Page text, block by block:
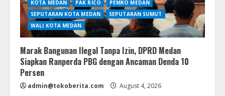
KOTA MEDAN PAK RICO
PEMKO MEDAN
SEPUTARAN KOTA MEDAN
SEPUTARAN SUMUT
WALI KOTA MEDAN
Marak Bangunan Ilegal Tanpa Izin, DPRD Medan
Siapkan Ranperda PBG dengan Ancaman Denda 10
Persen
admin@tokoberita.com August 4, 2026